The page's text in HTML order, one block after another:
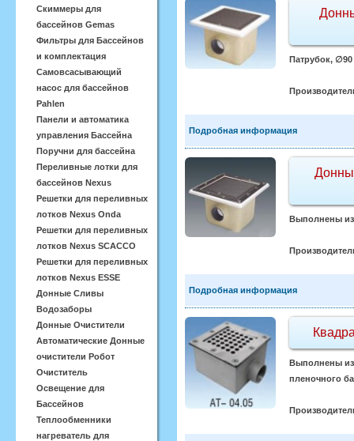
Скиммеры для
бассейнов Gemas
Фильтры для Бассейнов
и комплектация
Самовсасывающий
насос для бассейнов
Pahlen
Панели и автоматика
управления Бассейна
Поручни для бассейна
Переливные лотки для
бассейнов Nexus
Решетки для переливных
лотков Nexus Onda
Решетки для переливных
лотков Nexus SCACCO
Решетки для переливных
лотков Nexus ESSE
Донные Сливы
Водозаборы
Донные Очистители
Автоматические Донные
очистители Робот
Очиститель
Освещение для
Бассейнов
Теплообменники
нагреватель для
Патрубок,
Подробная информация
Выполнены из
Подробная информация
Выполнены из
пленочного